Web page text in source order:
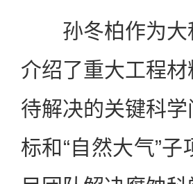
孙冬柏作为大
介绍了重大工程
待解决的关键科
标和“自然大气”